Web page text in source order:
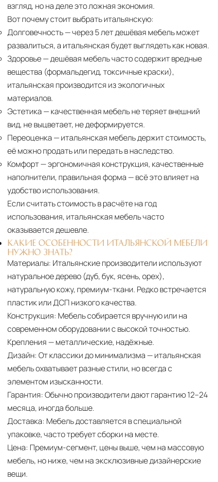
взгляд, но на деле это ложная экономия.
Вот почему стоит выбрать итальянскую:
Долговечность— через 5 лет дешёвая мебель может
развалиться, а итальянская будет выглядеть как новая.
Здоровье— дешёвая мебель часто содержит вредные
вещества (формальдегид, токсичные краски),
итальянская производится из экологичных
материалов.
Эстетика — качественная мебель не теряет внешний
вид, не выцветает, не деформируется.
Переоценка — итальянская мебель держит стоимость,
её можно продать или передать в наследство.
Комфорт— эргономичная конструкция, качественные
наполнители, правильная форма — всё это влияет на
удобство использования.
Если считать стоимость в расчёте на год
использования, итальянская мебель часто
оказывается дешевле.
КАКИЕ ОСОБЕННОСТИ ИТАЛЬЯНСКОЙ МЕБЕЛИ
НУЖНО ЗНАТЬ?
Материалы: Итальянские производители используют
натуральное дерево (дуб, бук, ясень, орех),
натуральную кожу, премиум-ткани. Редко встречается
пластик или ДСП низкого качества.
Конструкция: Мебель собирается вручную или на
современном оборудовании с высокой точностью.
Крепления — металлические, надёжные.
Дизайн: От классики до минимализма — итальянская
мебель охватывает разные стили, но всегда с
элементом изысканности.
Гарантия: Обычно производители дают гарантию 12–24
месяца, иногда больше.
Доставка: Мебель доставляется в специальной
упаковке, часто требует сборки на месте.
Цена: Премиум-сегмент, цены выше, чем на массовую
мебель, но ниже, чем на эксклюзивные дизайнерские
вещи.